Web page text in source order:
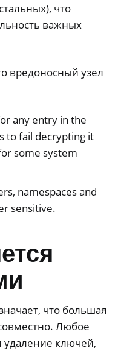
что
важных
вредоносный узел
any entry in the
to fail decrypting it
some system
namespaces and
sensitive.
что большая
Любое
ключей,